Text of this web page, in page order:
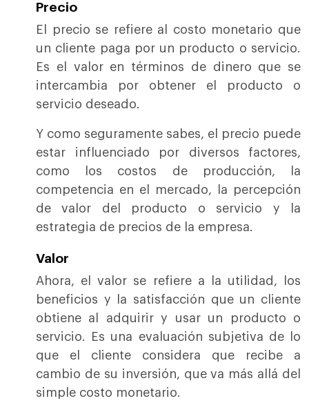
Precio
El precio se refiere al costo monetario que
un cliente paga por un producto o servicio.
Es el valor en términos de dinero que se
intercambia por obtener el producto o
servicio deseado.
Y como seguramente sabes, el precio puede
estar influenciado por diversos factores,
como los costos de producción, la
competencia en el mercado, la percepción
de valor del producto o servicio y la
estrategia de precios de la empresa.
Valor
Ahora, el valor se refiere a la utilidad, los
beneficios y la satisfacción que un cliente
obtiene al adquirir y usar un producto o
servicio. Es una evaluación subjetiva de lo
que el cliente considera que recibe a
cambio de su inversión, que va más allá del
simple costo monetario.